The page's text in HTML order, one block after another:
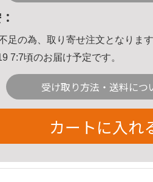
足の為、取り寄せ注文となります
7:7頃のお届け予定です。
受け取り方法・送料につ
カートに入れ